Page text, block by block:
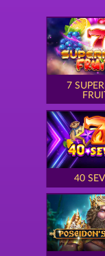
7
40